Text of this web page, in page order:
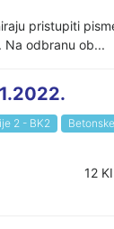
pristupiti
Na odbranu ob...
2 - BK2
BK1